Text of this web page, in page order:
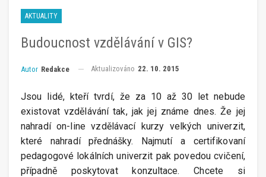
AKTUALITY
Budoucnost vzdělávání v GIS?
Autor Redakce Aktualizováno 22. 10. 2015
Jsou lidé, kteří tvrdí, že za 10 až 30 let nebude
existovat vzdělávání tak, jak jej známe dnes. Že jej
nahradí on-line vzdělávací kurzy velkých univerzit,
které nahradí přednášky. Najmutí a certifikovaní
pedagogové lokálních univerzit pak povedou cvičení,
případně poskytovat konzultace. Chcete si